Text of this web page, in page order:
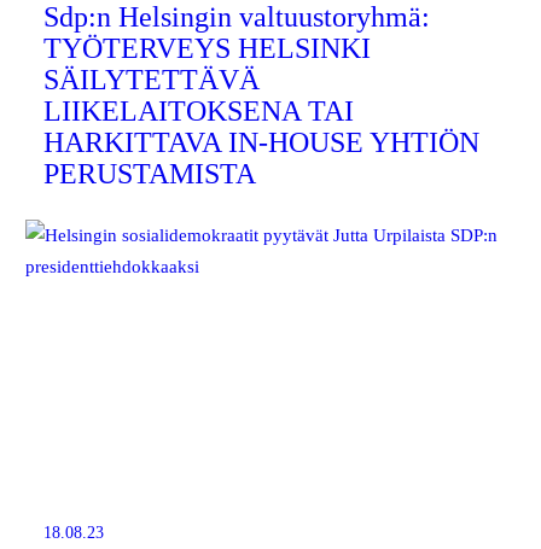
Sdp:n Helsingin valtuustoryhmä:
TYÖTERVEYS HELSINKI
SÄILYTETTÄVÄ
LIIKELAITOKSENA TAI
HARKITTAVA IN-HOUSE YHTIÖN
PERUSTAMISTA
18.08.23